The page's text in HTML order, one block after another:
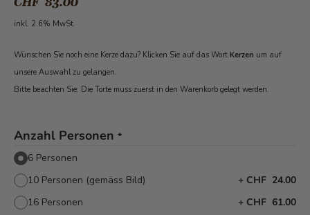
inkl. 2.6% MwSt.
Wünschen Sie noch eine Kerze dazu? Klicken Sie auf das Wort Kerzen um auf
unsere Auswahl zu gelangen.
Bitte beachten Sie: Die Torte muss zuerst in den Warenkorb gelegt werden.
Anzahl Personen *
6 Personen
10 Personen (gemäss Bild)
+ CHF 24.00
16 Personen
+ CHF 61.00